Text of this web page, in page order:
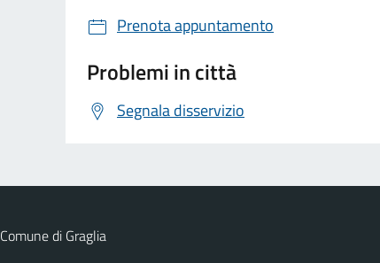
Prenota appuntamento
Problemi in città
Segnala disservizio
Comune di Graglia